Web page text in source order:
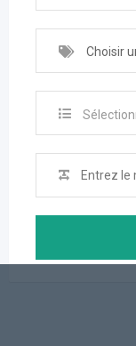
Choisir